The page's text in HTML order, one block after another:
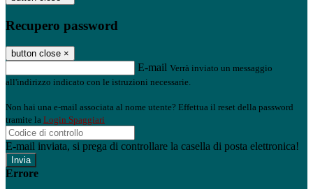
Recupero password
button close ×
E-mail Verrà inviato un messaggio
all'indirizzo indicato con le istruzioni necessarie.
Non hai una e-mail associata al nome utente? Effettua il reset della password
tramite la Login Spaggiari
E-mail inviata, si prega di controllare la casella di posta elettronica!
Errore